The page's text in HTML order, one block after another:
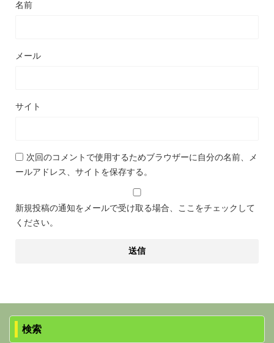
名前
メール
サイト
次回のコメントで使用するためブラウザーに自分の名前、メ
ールアドレス、サイトを保存する。
新規投稿の通知をメールで受け取る場合、ここをチェックして
ください。
検索